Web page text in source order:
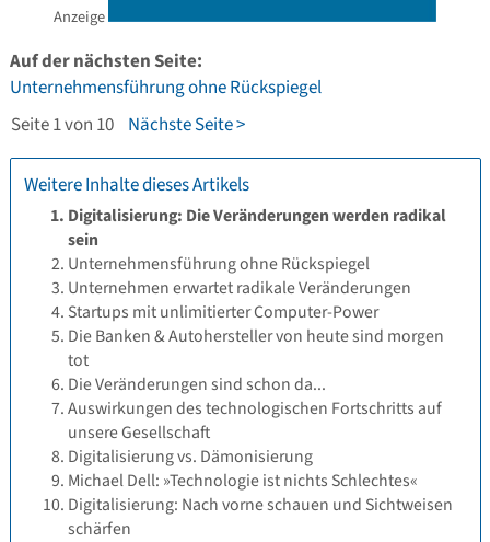
Anzeige
Auf der nächsten Seite:
Unternehmensführung ohne Rückspiegel
Seite 1 von 10
Nächste Seite >
Weitere Inhalte dieses Artikels
Digitalisierung: Die Veränderungen werden radikal
sein
Unternehmensführung ohne Rückspiegel
Unternehmen erwartet radikale Veränderungen
Startups mit unlimitierter Computer-Power
Die Banken & Autohersteller von heute sind morgen
tot
Die Veränderungen sind schon da...
Auswirkungen des technologischen Fortschritts auf
unsere Gesellschaft
Digitalisierung vs. Dämonisierung
Michael Dell: »Technologie ist nichts Schlechtes«
Digitalisierung: Nach vorne schauen und Sichtweisen
schärfen